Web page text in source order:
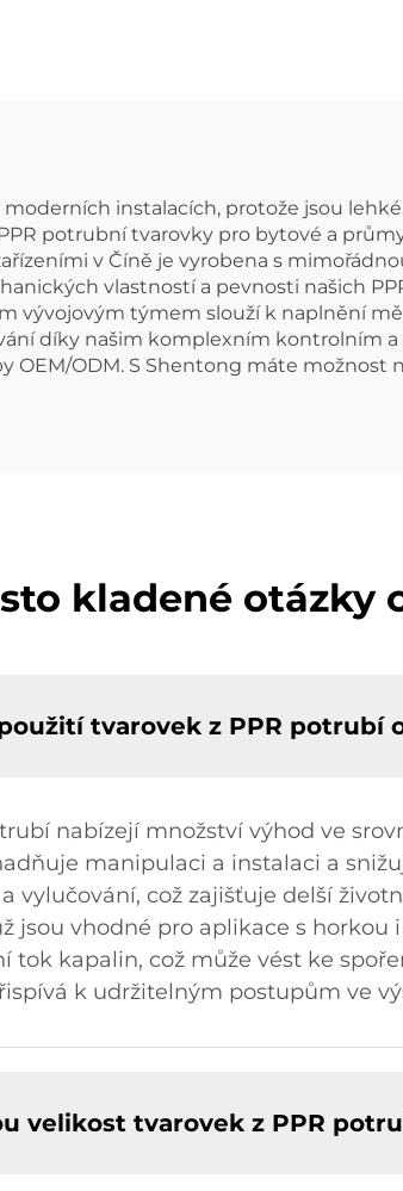
moderních instalacích, protože jsou
potrubní tvarovky pro bytové a
v Číně je vyrobena s
vlastností a pevnosti našich
vývojovým týmem slouží k naplnění
díky našim komplexním kontrolním
OEM/ODM. S Shentong máte možnost
kladené otázky
tvarovek z PPR
nabízejí množství výhod ve
manipulaci a instalaci a
vylučování, což zajišťuje delší
jsou vhodné pro aplikace s
tok kapalin, což může vést ke
k udržitelným postupům ve
velikost tvarovek z PPR